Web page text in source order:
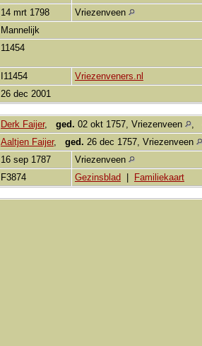
14 mrt 1798
Vriezenveen
Mannelijk
11454
I11454
Vriezenveners.nl
26 dec 2001
Derk Faijer, ged. 02 okt 1757, Vriezenveen ,
Aaltjen Faijer, ged. 26 dec 1757, Vriezenveen
16 sep 1787
Vriezenveen
F3874 Gezinsblad Familiekaart